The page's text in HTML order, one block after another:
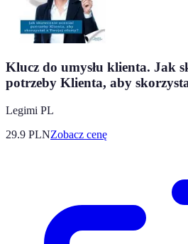
Klucz do umysłu klienta. Jak
potrzeby Klienta, aby
Legimi PL
29.9 PLNZobacz cenę